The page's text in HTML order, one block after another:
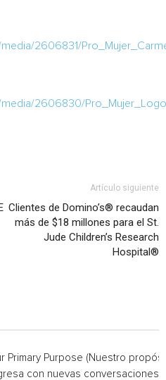
2606831/
2606830/
Artículo siguiente
Clientes de Domino’s® recaudan
más de $18 millones para el St.
Jude Children’s Research
Hospital®
Primary Purpose (Nuestro
con nuevas conversaciones